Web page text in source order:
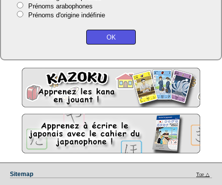
Prénoms arabophones
Prénoms d'origine indéfinie
Sitemap Top △